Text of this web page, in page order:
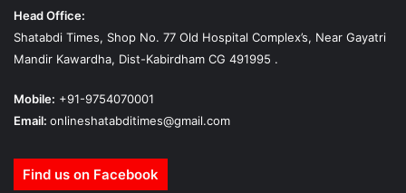
Head Office:
Shatabdi Times, Shop No. 77 Old Hospital Complex’s, Near Gayatri
Mandir Kawardha, Dist-Kabirdham CG 491995 .
Mobile: +91-9754070001
Email: onlineshatabditimes@gmail.com
Find us on Facebook